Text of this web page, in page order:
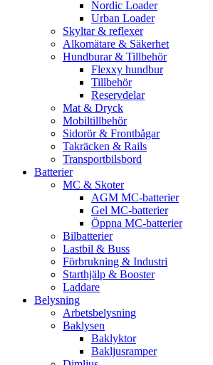
Nordic Loader
Urban Loader
Skyltar & reflexer
Alkomätare & Säkerhet
Hundburar & Tillbehör
Flexxy hundbur
Tillbehör
Reservdelar
Mat & Dryck
Mobiltillbehör
Sidorör & Frontbågar
Takräcken & Rails
Transportbilsbord
Batterier
MC & Skoter
AGM MC-batterier
Gel MC-batterier
Öppna MC-batterier
Bilbatterier
Lastbil & Buss
Förbrukning & Industri
Starthjälp & Booster
Laddare
Belysning
Arbetsbelysning
Baklysen
Baklyktor
Bakljusramper